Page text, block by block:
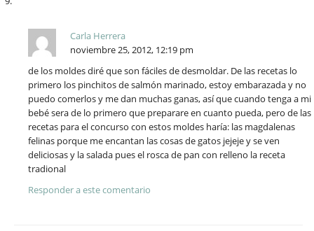
Carla Herrera
noviembre 25, 2012, 12:19 pm
de los moldes diré que son fáciles de desmoldar. De las recetas lo
primero los pinchitos de salmón marinado, estoy embarazada y no
puedo comerlos y me dan muchas ganas, así que cuando tenga a mi
bebé sera de lo primero que preparare en cuanto pueda, pero de las
recetas para el concurso con estos moldes haría: las magdalenas
felinas porque me encantan las cosas de gatos jejeje y se ven
deliciosas y la salada pues el rosca de pan con relleno la receta
tradional
Responder a este comentario